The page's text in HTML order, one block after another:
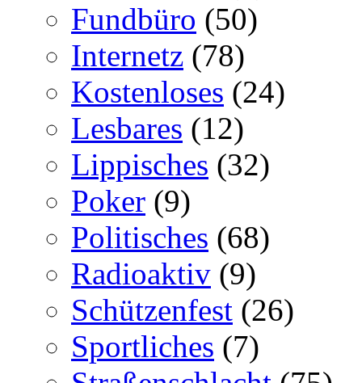
Fundbüro (50)
Internetz (78)
Kostenloses (24)
Lesbares (12)
Lippisches (32)
Poker (9)
Politisches (68)
Radioaktiv (9)
Schützenfest (26)
Sportliches (7)